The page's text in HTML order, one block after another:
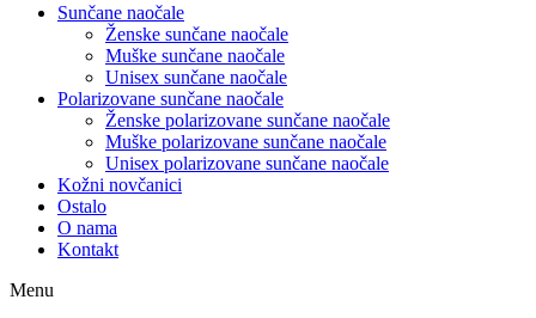
Sunčane naočale
Ženske sunčane naočale
Muške sunčane naočale
Unisex sunčane naočale
Polarizovane sunčane naočale
Ženske polarizovane sunčane naočale
Muške polarizovane sunčane naočale
Unisex polarizovane sunčane naočale
Kožni novčanici
Ostalo
O nama
Kontakt
Menu